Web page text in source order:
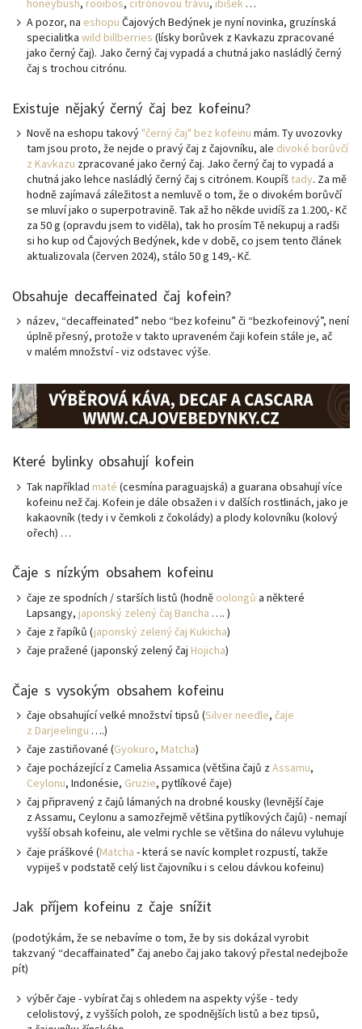
honeybush, rooibos, citrónovou trávu, ibišek …
A pozor, na eshopu Čajových Bedýnek je nyní novinka, gruzínská
specialitkawild billberries (lísky borůvek z Kavkazu zpracované
jako černý čaj). Jako černý čaj vypadá a chutná jako nasládlý černý
čaj s trochou citrónu.
Existuje nějaký černý čaj bez kofeinu?
Nově na eshopu takový "černý čaj" bez kofeinu mám. Ty uvozovky
tam jsou proto, že nejde o pravý čaj z čajovníku, ale divoké borůvčí
z Kavkazu zpracované jako černý čaj. Jako černý čaj to vypadá a
chutná jako lehce nasládlý černý čaj s citrónem. Koupíš tady. Za mě
hodně zajímavá záležitost a nemluvě o tom, že o divokém borůvčí
se mluví jako o superpotravině. Tak až ho někde uvidíš za 1.200,- Kč
za 50 g (opravdu jsem to viděla), tak ho prosím Tě nekupuj a radši
si ho kup od Čajových Bedýnek, kde v době, co jsem tento článek
aktualizovala (červen 2024), stálo 50 g 149,- Kč.
Obsahuje decaffeinated čaj kofein?
název, “decaffeinated” nebo “bez kofeinu” či “bezkofeinový”, není
úplně přesný, protože v takto upraveném čaji kofein stále je, ač
v malém množství - viz odstavec výše.
Které bylinky obsahují kofein
Tak například maté (cesmína paraguajská) a guarana obsahují více
kofeinu než čaj. Kofein je dále obsažen i v dalších rostlinách, jako je
kakaovník (tedy i v čemkoli z čokolády) a plody kolovníku (kolový
ořech) …
Čaje s nízkým obsahem kofeinu
čaje ze spodních / starších listů (hodně oolongů a některé
Lapsangy, japonský zelený čaj Bancha …. )
čaje z řapíků (japonský zelený čaj Kukicha)
čaje pražené (japonský zelený čaj Hojicha)
Čaje s vysokým obsahem kofeinu
čaje obsahující velké množství tipsů (Silver needle,čaje
z Darjeelingu ….)
čaje zastiňované (Gyokuro, Matcha)
čaje pocházející z Camelia Assamica (většina čajů zAssamu,
Ceylonu, Indonésie, Gruzie, pytlíkové čaje)
čaj připravený z čajů lámaných na drobné kousky (levnější čaje
z Assamu, Ceylonu a samozřejmě většina pytlíkových čajů) - nemají
vyšší obsah kofeinu, ale velmi rychle se většina do nálevu vyluhuje
čaje práškové (Matcha - která se navíc komplet rozpustí, takže
vypiješ v podstatě celý list čajovníku i s celou dávkou kofeinu)
Jak příjem kofeinu z čaje snížit
(podotýkám, že se nebavíme o tom, že by sis dokázal vyrobit
takzvaný “decaffainated” čaj anebo čaj jako takový přestal nedejbože
pít)
výběr čaje - vybírat čaj s ohledem na aspekty výše - tedy
celolistový, z vyšších poloh, ze spodnějších listů a bez tipsů,